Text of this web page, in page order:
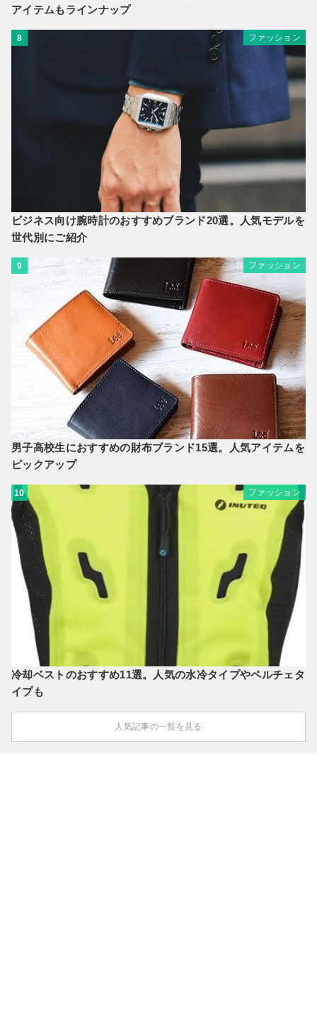
アイテムもラインナップ
8 ファッション
ビジネス向け腕時計のおすすめブランド20選。人気モデルを
世代別にご紹介
9 ファッション
男子高校生におすすめの財布ブランド15選。人気アイテムを
ピックアップ
10 ファッション
冷却ベストのおすすめ11選。人気の水冷タイプやペルチェタ
イプも
人気記事の一覧を見る